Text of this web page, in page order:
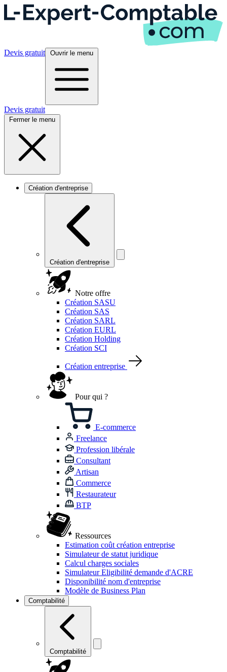
Devis gratuit Ouvrir le menu
Devis gratuit
Fermer le menu
Création d'entreprise
Création d'entreprise
Notre offre
Création SASU
Création SAS
Création SARL
Création EURL
Création Holding
Création SCI
Création entreprise
Pour qui ?
E-commerce
Freelance
Profession libérale
Consultant
Artisan
Commerce
Restaurateur
BTP
Ressources
Estimation coût création entreprise
Simulateur de statut juridique
Calcul charges sociales
Simulateur Eligibilité demande d'ACRE
Disponibilité nom d'entreprise
Modèle de Business Plan
Comptabilité
Comptabilité